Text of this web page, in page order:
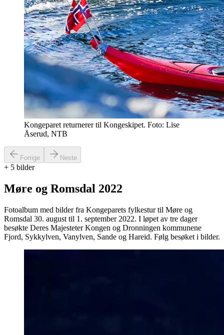
Kongeparet returnerer til Kongeskipet. Foto: Lise
Åserud, NTB
Forrige Neste
+ 5 bilder
Møre og Romsdal 2022
Fotoalbum med bilder fra Kongeparets fylkestur til Møre og
Romsdal 30. august til 1. september 2022. I løpet av tre dager
besøkte Deres Majesteter Kongen og Dronningen kommunene
Fjord, Sykkylven, Vanylven, Sande og Hareid. Følg besøket i bilder.